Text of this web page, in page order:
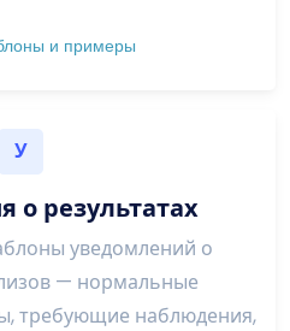
и примеры
У
о результатах
уведомлений о
— нормальные
требующие наблюдения,